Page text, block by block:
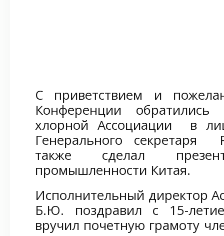
С приветствием и
Конференции
хлорной Ассоциации в
Генерального секретаря
также сделал
промышленности Китая.
Исполнительный директор
Б.Ю. поздравил с 15-
вручил почетную грамоту